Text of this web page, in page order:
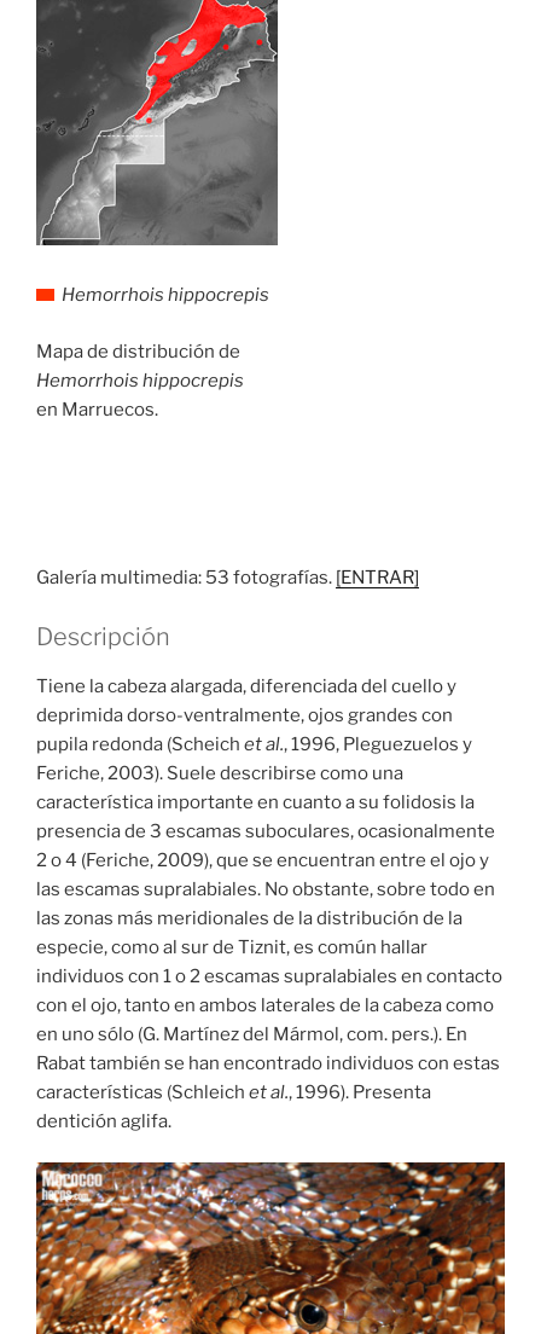
Hemorrhois hippocrepis
Mapa de distribución de
Hemorrhois hippocrepis
en Marruecos.
Galería multimedia: 53 fotografías. [ENTRAR]
Descripción
Tiene la cabeza alargada, diferenciada del cuello y
deprimida dorso-ventralmente, ojos grandes con
pupila redonda (Scheich et al., 1996, Pleguezuelos y
Feriche, 2003). Suele describirse como una
característica importante en cuanto a su folidosis la
presencia de 3 escamas suboculares, ocasionalmente
2 o 4 (Feriche, 2009), que se encuentran entre el ojo y
las escamas supralabiales. No obstante, sobre todo en
las zonas más meridionales de la distribución de la
especie, como al sur de Tiznit, es común hallar
individuos con 1 o 2 escamas supralabiales en contacto
con el ojo, tanto en ambos laterales de la cabeza como
en uno sólo (G. Martínez del Mármol, com. pers.). En
Rabat también se han encontrado individuos con estas
características (Schleich et al., 1996). Presenta
dentición aglifa.